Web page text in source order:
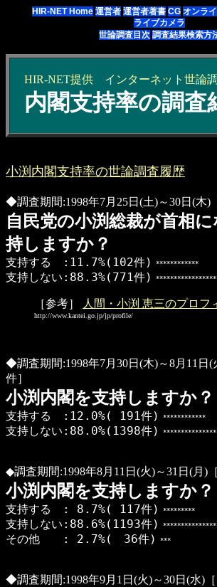
HIR-NET Home 運営者 運営者著書 CG オンラ
ライブカメラ
世論調査目次 調査結果検索方
HIR-NET提供 インターネット 世論
内閣支持率の調査
小渕内閣支持率の世論調査履歴
◆調査期間:1998年7月25日(土)～30日(木)
自民党の小渕総裁が首相
持しますか？
支持する :11.7%(102件) ************
支持しない:88.3%(771件)
［参考］ 人間・小渕 恵三のプロフ
http://www.kantei.go.jp/jp/profile/
◆調査期間:1998年7月30日(木)～8月11日(
件］
小渕内閣を支持しますか？
支持する :12.0%( 191件) ************
支持しない:88.0%(1398件)
◆調査期間:1998年8月11日(火)～31日(月)
小渕内閣を支持しますか？
支持する : 8.7%( 117件) *********
支持しない:88.6%(1193件)
その他 : 2.7%( 36件) ***
◆調査期間:1998年9月1日(火)～30日(水)［